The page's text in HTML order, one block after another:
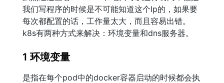
我们写程序的时候是不可能知道这个Ip的，如果要
每次都配置的话，工作量太大，而且容易出错。
k8s有两种方式来解决：环境变量和dns服务器。
1 环境变量
是指在每个pod中的docker容器启动的时候都会执